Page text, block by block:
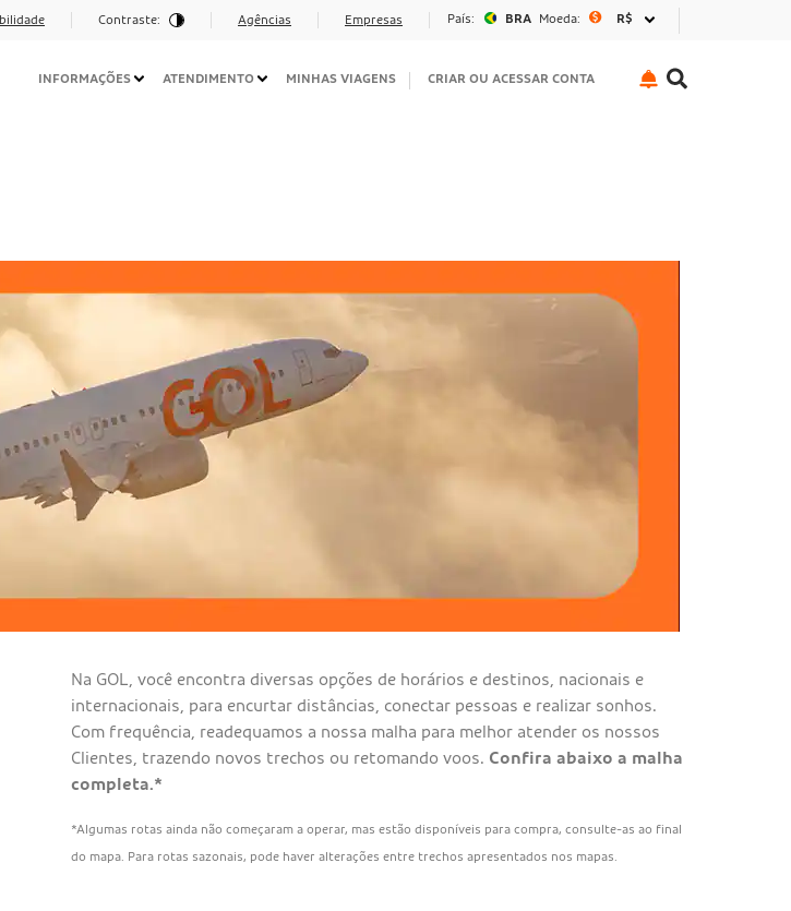
Contraste: Agências Empresas País: BRA Moeda: R$
Navegação
INFORMAÇÕES ATENDIMENTO MINHAS VIAGENS CRIAR OU ACESSAR CONTA
Na GOL, você encontra diversas opções de horários e destinos, nacionais e
internacionais, para encurtar distâncias, conectar pessoas e realizar sonhos.
Com frequência, readequamos a nossa malha para melhor atender os nossos
Clientes, trazendo novos trechos ou retomando voos. Confira abaixo a malha
completa.*
*Algumas rotas ainda não começaram a operar, mas estão disponíveis para compra, consulte-as ao final
do mapa. Para rotas sazonais, pode haver alterações entre trechos apresentados nos mapas.